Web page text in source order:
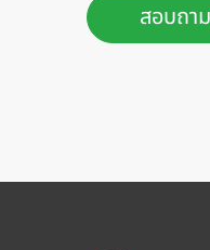
สอบถา